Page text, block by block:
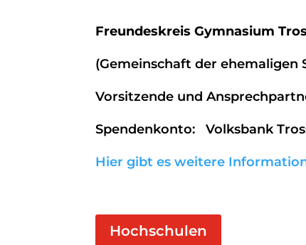
Freundeskreis Gymnasium
(Gemeinschaft der ehemaligen
Vorsitzende und
Spendenkonto: Volksbank
Hier gibt es weitere
Hochschulen